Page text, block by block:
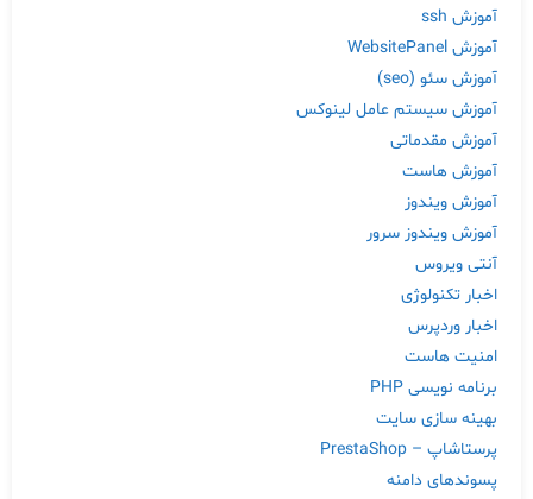
آموزش ssh
آموزش WebsitePanel
آموزش سئو (seo)
آموزش سیستم عامل لینوکس
آموزش مقدماتی
آموزش هاست
آموزش ویندوز
آموزش ویندوز سرور
آنتی ویروس
اخبار تکنولوژی
اخبار وردپرس
امنیت هاست
برنامه نویسی PHP
بهینه سازی سایت
پرستاشاپ – PrestaShop
پسوندهای دامنه